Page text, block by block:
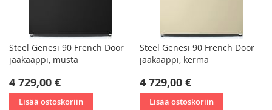
Steel Genesi 90 French Door
jääkaappi, musta
4 729,00 €
Lisää ostoskoriin
Steel Genesi 90 French Door
jääkaappi, kerma
4 729,00 €
Lisää ostoskoriin